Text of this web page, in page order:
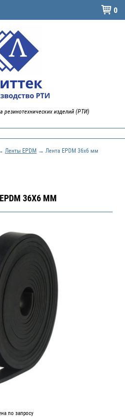
 0
резинотехнических изделий (РТИ)
Ленты EPDM → Лента EPDM 36х6 мм
36Х6 ММ
по запросу